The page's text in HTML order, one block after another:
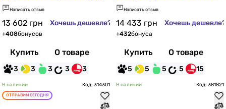
вой с насосом IBO
Написать отзыв
13 602 грн Хочешь дешевле?
+408бонусов
Купить О товаре
3 3 3 3 3
220/380В симистр Philips с насосо
м (Pm26158)
Написать отзыв
14 433 грн Хочешь дешевле?
+432бонуса
Купить О товаре
5 5 5 5 15
В наличии Код: 314301
ОТПРАВИМ СЕГОДНЯ
В наличии Код: 381821